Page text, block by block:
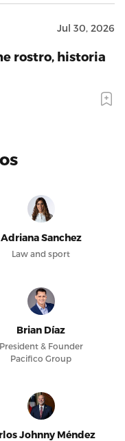
Jul 30, 2026
rostro, historia
Adriana Sanchez
Law and sport
Brian Díaz
President & Founder
Pacifico Group
Johnny Méndez